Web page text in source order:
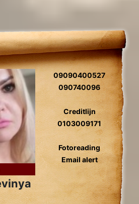
09090400527
090740096
Creditlijn
0103009171
Fotoreading
Email alert